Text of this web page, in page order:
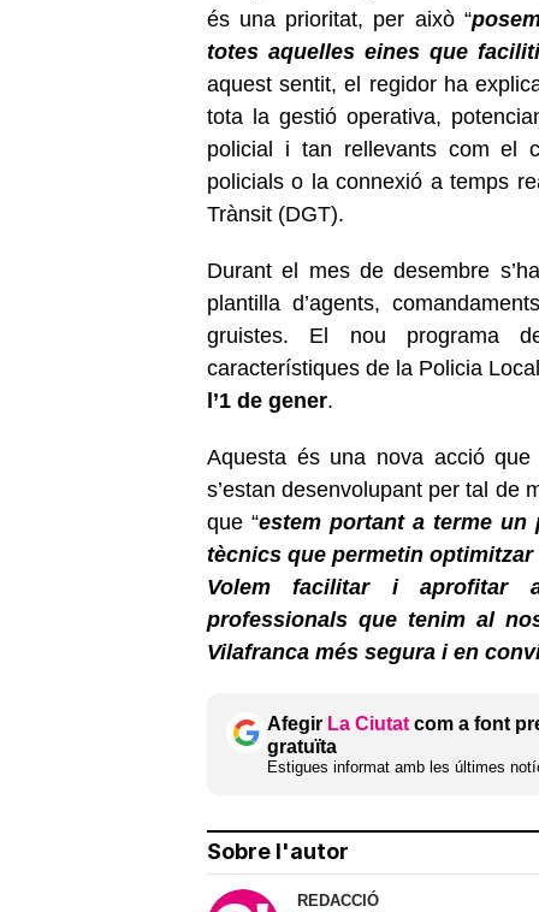
és una prioritat, per això “
totes aquelles eines que
aquest sentit, el regidor ha
tota la gestió operativa,
policial i tan rellevants com el
policials o la connexió a temps
Trànsit (DGT).
Durant el mes de desembre
plantilla d’agents,
gruistes. El nou programa
característiques de la Policia
l’1 de gener.
Aquesta és una nova acció
s’estan desenvolupant per tal de
que “estem portant a terme
tècnics que permetin
Volem facilitar i aprofitar
professionals que tenim al
Vilafranca més segura i en
Afegir La Ciutat com a font
gratuïta
Estigues informat amb les últimes
Sobre l'autor
REDACCIÓ